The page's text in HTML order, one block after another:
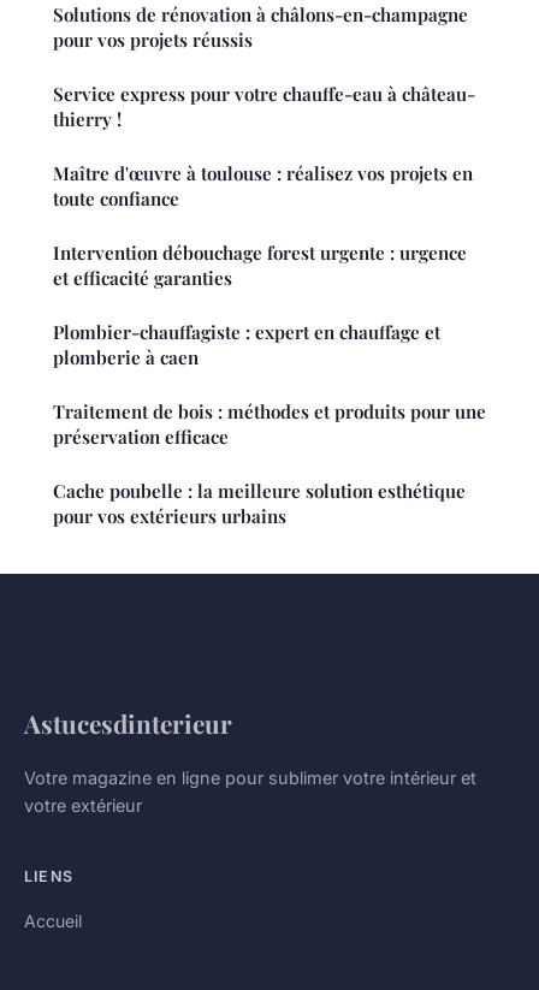
Solutions de rénovation à châlons-en-champagne
pour vos projets réussis
Service express pour votre chauffe-eau à château-
thierry !
Maître d'œuvre à toulouse : réalisez vos projets en
toute confiance
Intervention débouchage forest urgente : urgence
et efficacité garanties
Plombier-chauffagiste : expert en chauffage et
plomberie à caen
Traitement de bois : méthodes et produits pour une
préservation efficace
Cache poubelle : la meilleure solution esthétique
pour vos extérieurs urbains
Astucesdinterieur
Votre magazine en ligne pour sublimer votre intérieur et
votre extérieur
LIENS
Accueil